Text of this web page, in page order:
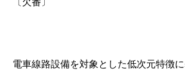
〔欠番〕
電車線路設備を対象とした低次元特徴